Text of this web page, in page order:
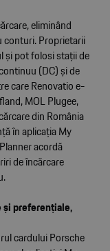
eliminând
conturi. Proprietarii
și pot folosi stații de
(DC) și de
care Renovatio e-
MOL Plugee,
din România
în aplicația My
acordă
de încărcare
preferențiale,
cardului Porsche